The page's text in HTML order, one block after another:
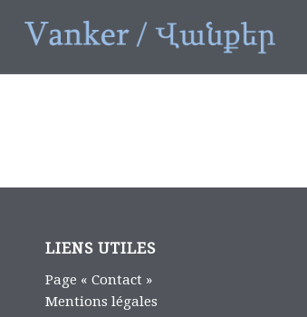
LIENS UTILES
Page « Contact »
Mentions légales